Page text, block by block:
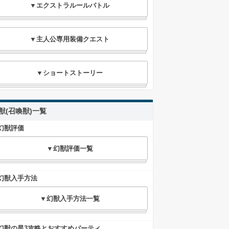
▼エクストラルールバトル
▼主人公専用装備クエスト
▼ショートストーリー
(召喚獣)一覧
獣評価
▼幻獣評価一覧
獣入手方法
▼幻獣入手方法一覧